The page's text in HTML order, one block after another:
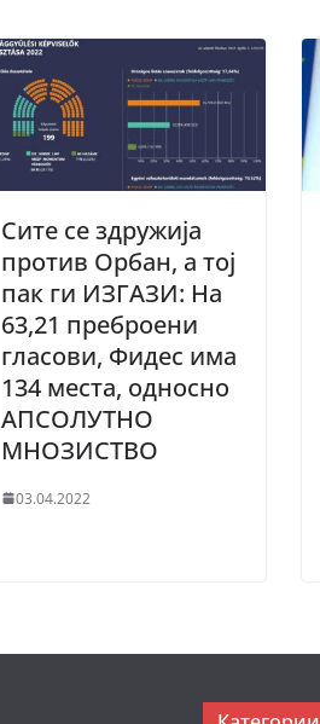
Сите се здружија
против Орбан, а тој
пак ги ИЗГАЗИ: На
63,21 преброени
гласови, Фидес има
134 места, односно
АПСОЛУТНО
МНОЗИСТВО
03.04.2022